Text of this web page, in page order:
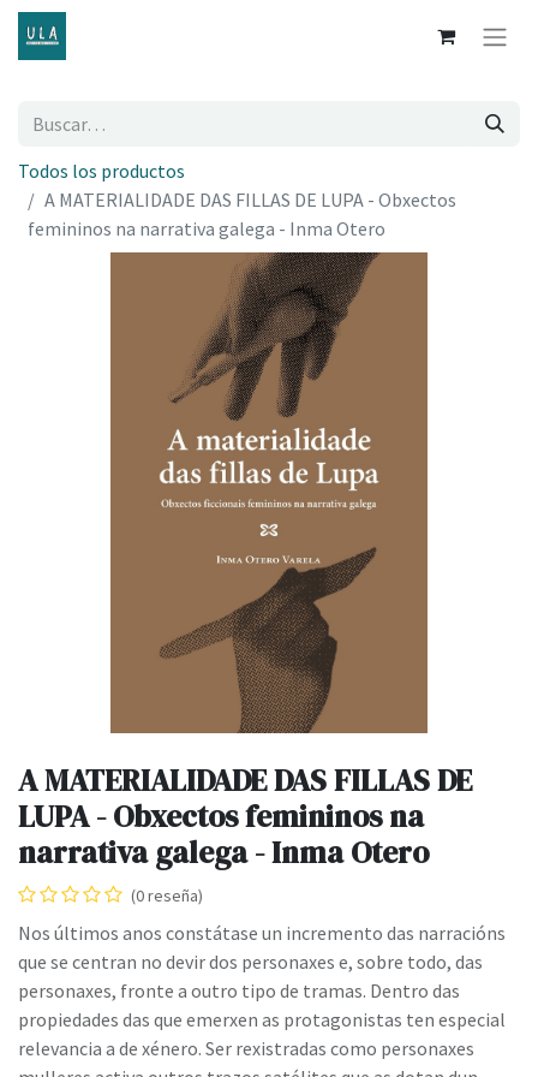
Todos los productos
A MATERIALIDADE DAS FILLAS DE LUPA - Obxectos
femininos na narrativa galega - Inma Otero
A MATERIALIDADE DAS FILLAS DE
LUPA - Obxectos femininos na
narrativa galega - Inma Otero
(0 reseña)
Nos últimos anos constátase un incremento das narracións
que se centran no devir dos personaxes e, sobre todo, das
personaxes, fronte a outro tipo de tramas. Dentro das
propiedades das que emerxen as protagonistas ten especial
relevancia a de xénero. Ser rexistradas como personaxes